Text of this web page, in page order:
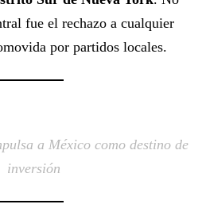
fue el rechazo a cualquier
por partidos locales.
a México como destino de
inversión